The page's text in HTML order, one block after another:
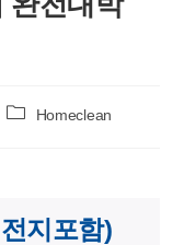
Post
Homeclean
지포함)